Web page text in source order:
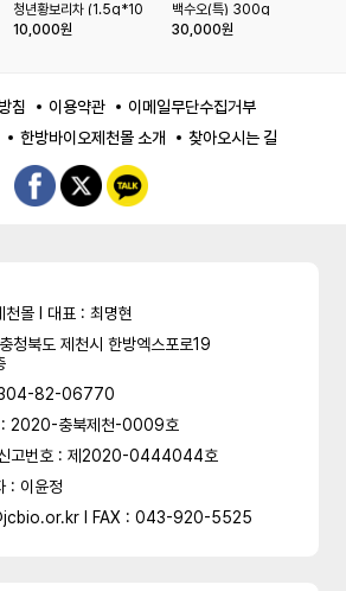
청년황보리차 (1.5g*10
개)
10,000원
백수오(특) 300g
30,000원
침 이용약관
이메일무단수집거부
한방바이오제천몰 소개 찾아오시는 길
천몰 l 대표 : 최명현
청북도 제천시 한방엑스포로19
304-82-06770
: 2020-충북제천-0009호
신고번호 : 제2020-0444044호
: 이윤정
l FAX : 043-920-5525